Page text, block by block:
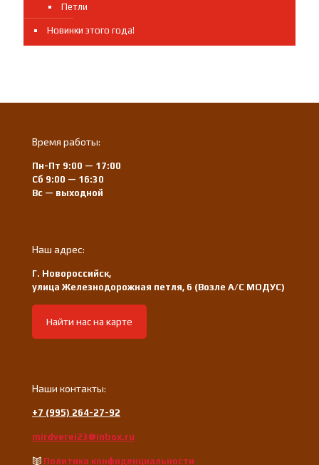
Петли
Новинки этого года!
Время работы:
Пн-Пт 9:00 — 17:00
Сб 9:00 — 16:30
Вс — выходной
Наш адрес:
Г. Новороссийск,
улица Железнодорожная петля, 6 (Возле А/С МОДУС)
Найти нас на карте
Наши контакты:
+7 (995) 264-27-92
mirdverei23@inbox.ru
Политика конфиденциальности